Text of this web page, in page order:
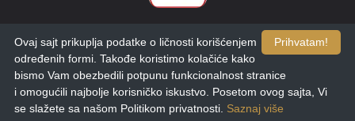
Copyright © 2025. Calix. Dizajn i razvoj:etikDigital.
Prihvatam!
Ovaj sajt prikuplja podatke o ličnosti korišćenjem
određenih formi. Takođe koristimo kolačiće kako
bismo Vam obezbedili potpunu funkcionalnost stranice
i omogućili najbolje korisničko iskustvo. Posetom ovog sajta, Vi
se slažete sa našom Politikom privatnosti. Saznaj više